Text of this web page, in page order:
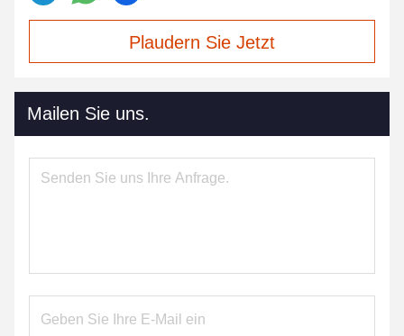
Plaudern Sie Jetzt
Mailen Sie uns.